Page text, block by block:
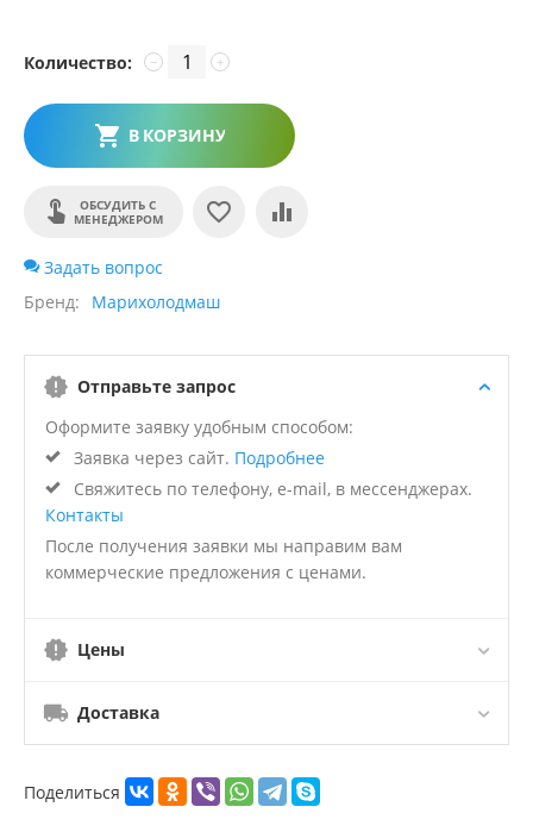
Количество: +
−
В КОРЗИНУ
ОБСУДИТЬ С
МЕНЕДЖЕРОМ
Задать вопрос
Бренд
Марихолодмаш
Отправьте запрос
Оформите заявку удобным способом:
Заявка через сайт. Подробнее
Свяжитесь по телефону, e-mail, в мессенджерах.
Контакты
После получения заявки мы направим вам
коммерческие предложения с ценами.
Цены
Доставка
Поделиться